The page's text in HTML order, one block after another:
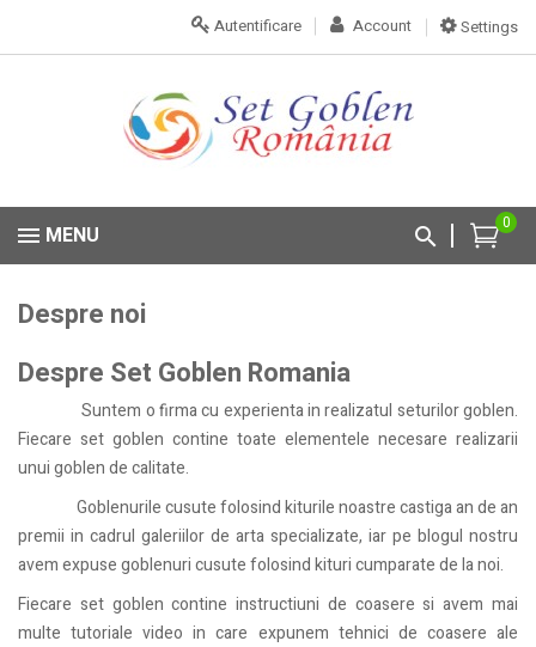
Settings
Account
Autentificare
0
MENU
Despre noi
Despre Set Goblen Romania
Suntem o firma cu experienta in realizatul seturilor goblen.
Fiecare set goblen contine toate elementele necesare realizarii
unui goblen de calitate.
Goblenurile cusute folosind kiturile noastre castiga an de an
premii in cadrul galeriilor de arta specializate, iar pe blogul nostru
avem expuse goblenuri cusute folosind kituri cumparate de la noi.
Fiecare set goblen contine instructiuni de coasere si avem mai
multe tutoriale video in care expunem tehnici de coasere ale